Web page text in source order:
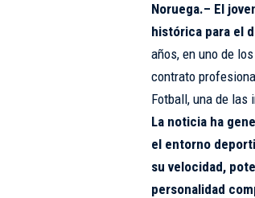
Noruega.– El
histórica para el
años, en uno de
contrato
Fotball, una de las
La noticia ha
el entorno
su velocidad,
personalidad